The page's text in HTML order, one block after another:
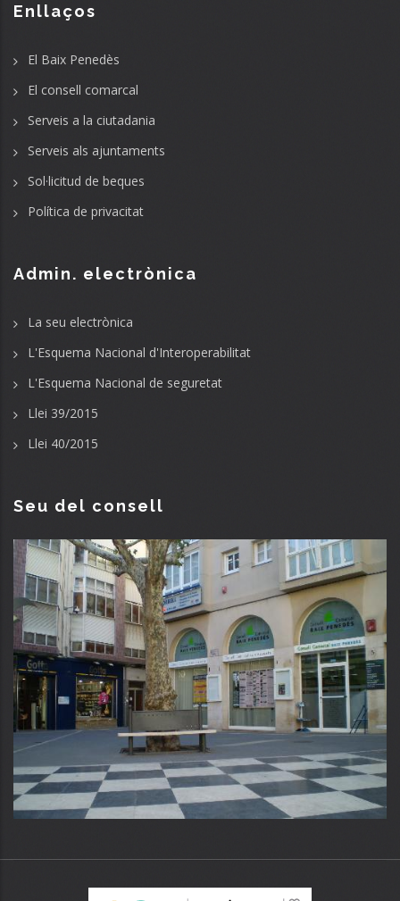
Enllaços
El Baix Penedès
El consell comarcal
Serveis a la ciutadania
Serveis als ajuntaments
Sol·licitud de beques
Política de privacitat
Admin. electrònica
La seu electrònica
L'Esquema Nacional d'Interoperabilitat
L'Esquema Nacional de seguretat
Llei 39/2015
Llei 40/2015
Seu del consell